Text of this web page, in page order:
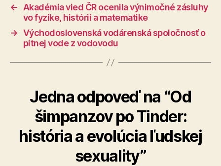
←
Akadémia vied ČR ocenila výnimočné zásluhy
vo fyzike, histórii a matematike
→ Východoslovenská vodárenská spoločnosť o
pitnej vode z vodovodu
Jedna odpoveď na “Od
šimpanzov po Tinder:
história a evolúcia ľudskej
sexuality”